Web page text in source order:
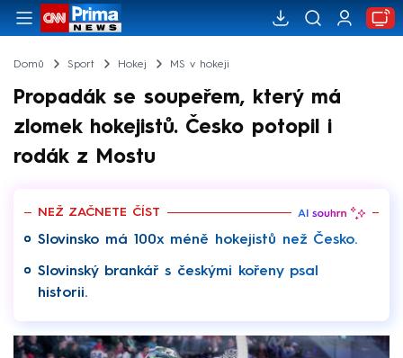
Domů Sport Hokej MS v hokeji
Propadák se soupeřem, který má
zlomek hokejistů. Česko potopil i
rodák z Mostu
NEŽ ZAČNETE ČÍST
Slovinsko má 100x méně hokejistů než Česko.
Slovinský brankář s českými kořeny psal
historii.